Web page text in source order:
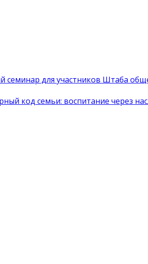
семинар для участников Штаба
код семьи: воспитание через